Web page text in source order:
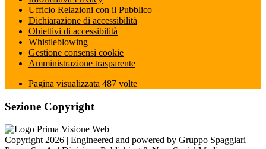
Ufficio Relazioni con il Pubblico
Dichiarazione di accessibilità
Obiettivi di accessibilità
Whistleblowing
Gestione consensi cookie
Amministrazione trasparente
Pagina visualizzata 487 volte
Sezione Copyright
Copyright 2026 | Engineered and powered by Gruppo Spaggiari